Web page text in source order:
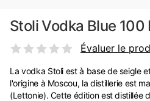
Stoli Vodka Blue 100
Évaluer le
La vodka Stoli est à base de seigle
l'origine à Moscou, la distillerie est
(Lettonie). Cette édition est distillée